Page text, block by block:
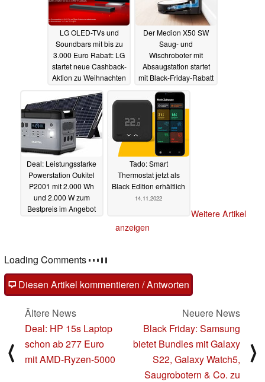
LG OLED-TVs und
Soundbars mit bis zu
3.000 Euro Rabatt: LG
startet neue Cashback-
Aktion zu Weihnachten
Der Medion X50 SW
Saug- und
Wischroboter mit
Absaugstation startet
mit Black-Friday-Rabatt
14.11.2022
Deal: Leistungsstarke
Powerstation Oukitel
P2001 mit 2.000 Wh
und 2.000 W zum
Bestpreis im Angebot
Tado: Smart
Thermostat jetzt als
Black Edition erhältlich
14.11.2022
Weitere Artikel
anzeigen
Loading Comments
Diesen Artikel kommentieren / Antworten
⟨
Ältere News
Deal: HP 15s Laptop
schon ab 277 Euro
mit AMD-Ryzen-5000
Neuere News
Black Friday: Samsung
bietet Bundles mit Galaxy
S22, Galaxy Watch5,
Saugrobotern & Co. zu
⟩